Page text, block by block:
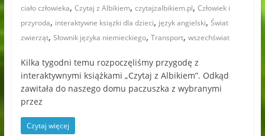
ciało człowieka, Czytaj z Albikiem, czytajzalbikiem.pl, Człowiek i
przyroda, interaktywne książki dla dzieci, język angielski, Świat
zwierząt, Słownik języka niemieckiego, Transport, wszechświat
Kilka tygodni temu rozpoczęliśmy przygodę z
interaktywnymi książkami „Czytaj z Albikiem”. Odkąd
zawitała do naszego domu paczuszka z wybranymi
przez
Czytaj więcej